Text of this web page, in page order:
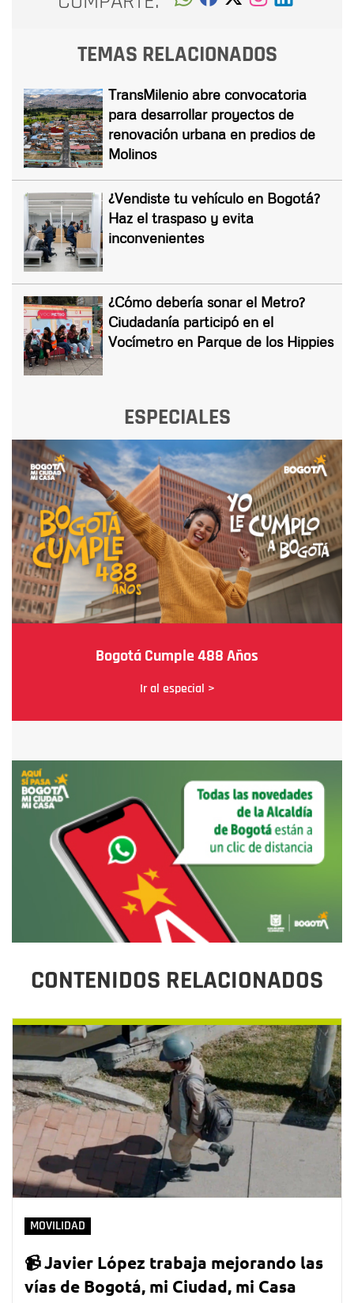
TEMAS RELACIONADOS
TransMilenio abre convocatoria
para desarrollar proyectos de
renovación urbana en predios de
Molinos
¿Vendiste tu vehículo en Bogotá?
Haz el traspaso y evita
inconvenientes
¿Cómo debería sonar el Metro?
Ciudadanía participó en el
Vocímetro en Parque de los Hippies
ESPECIALES
Bogotá Cumple 488 Años
Ir al especial >
CONTENIDOS RELACIONADOS
MOVILIDAD
📹 Javier López trabaja mejorando las
vías de Bogotá, mi Ciudad, mi Casa